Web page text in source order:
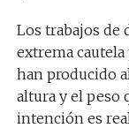
Los trabajos de
extrema cautela
han producido
altura y el peso
intención es